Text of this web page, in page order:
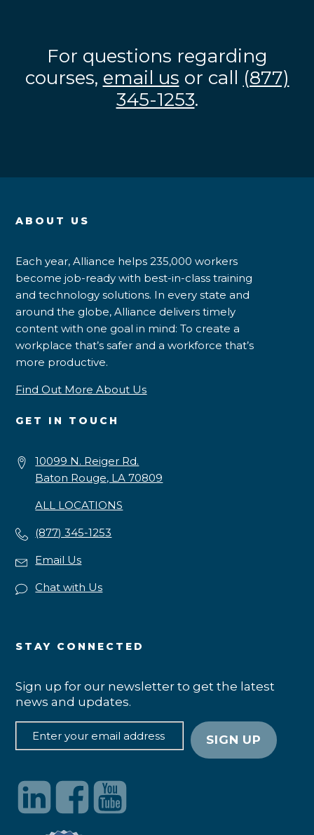
For questions regarding
courses, email us or call (877)
345-1253.
ABOUT US
Each year, Alliance helps 235,000 workers
become job-ready with best-in-class training
and technology solutions. In every state and
around the globe, Alliance delivers timely
content with one goal in mind: To create a
workplace that’s safer and a workforce that’s
more productive.
Find Out More About Us
GET IN TOUCH
10099 N. Reiger Rd.
Baton Rouge, LA 70809
ALL LOCATIONS
(877) 345-1253
Email Us
Chat with Us
STAY CONNECTED
Sign up for our newsletter to get the latest
news and updates.